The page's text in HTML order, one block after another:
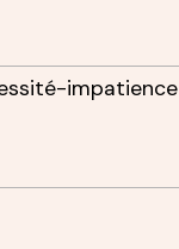
impatience